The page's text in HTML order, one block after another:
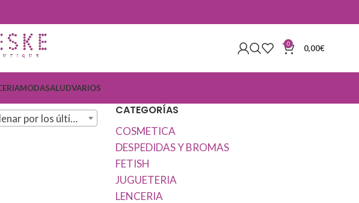
0 0,00€
MODASALUDVARIOS
Ordenar por los últimos
CATEGORÍAS
COSMETICA
DESPEDIDAS Y BROMAS
FETISH
JUGUETERIA
LENCERIA